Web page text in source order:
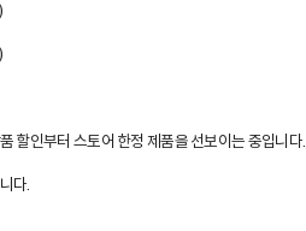
할인부터 스토어 한정 제품을 선보이는 중입니다.
다.